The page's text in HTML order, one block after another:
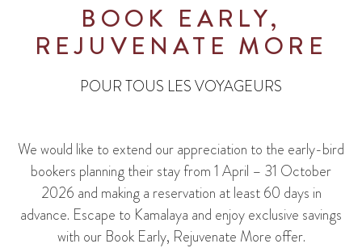
BOOK EARLY,
REJUVENATE MORE
POUR TOUS LES VOYAGEURS
We would like to extend our appreciation to the early-bird
bookers planning their stay from 1 April – 31 October
2026 and making a reservation at least 60 days in
advance. Escape to Kamalaya and enjoy exclusive savings
with our Book Early, Rejuvenate More offer.